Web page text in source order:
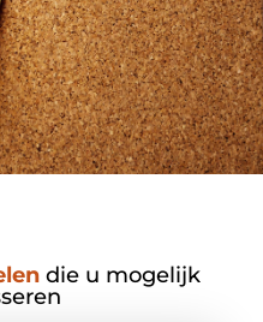
die u mogelijk